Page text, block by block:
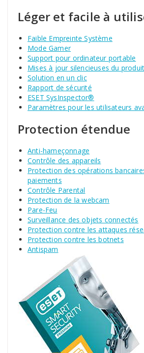
Léger et facile à
Faible Empreinte Système
Mode Gamer
Support pour ordinateur portable
Mises à jour silencieuses du produit
Solution en un clic
Rapport de sécurité
ESET SysInspector®
Paramètres pour les utilisateurs
Protection étendue
Anti-hameçonnage
Contrôle des appareils
Protection des opérations
paiements
Contrôle Parental
Protection de la webcam
Pare-Feu
Surveillance des objets connectés
Protection contre les attaques
Protection contre les botnets
Antispam